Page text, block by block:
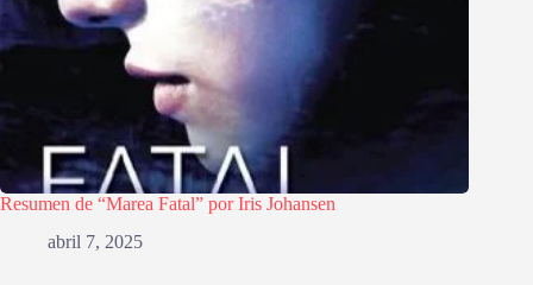
Resumen de “Marea Fatal” por Iris Johansen
abril 7, 2025